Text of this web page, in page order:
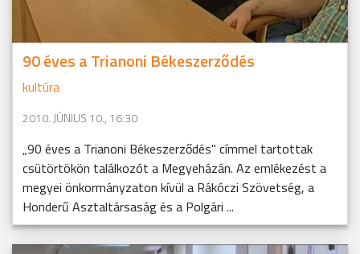
90 éves a Trianoni Békeszerződés
kultúra
2010. JÚNIUS 10., 16:30
„90 éves a Trianoni Békeszerződés" címmel tartottak
csütörtökön találkozót a Megyeházán. Az emlékezést a
megyei önkormányzaton kívül a Rákóczi Szövetség, a
Honderű Asztaltársaság és a Polgári ...